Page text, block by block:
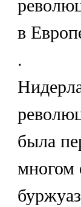
в
.
была
многом